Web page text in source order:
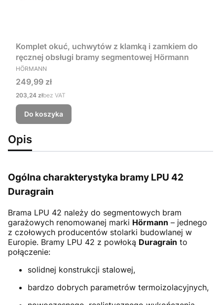
Komplet okuć, uchwytów z klamką i zamkiem do
ręcznej obsługi bramy segmentowej Hörmann
PRODUCENT
HÖRMANN
Cena
249,99 zł
Cena
203,24 złbez VAT
Do koszyka
Opis
Ogólna charakterystyka bramy LPU 42
Duragrain
Brama LPU 42 należy do segmentowych bram
garażowych renomowanej marki Hörmann – jednego
z czołowych producentów stolarki budowlanej w
Europie. Bramy LPU 42 z powłoką Duragrain to
połączenie:
solidnej konstrukcji stalowej,
bardzo dobrych parametrów termoizolacyjnych,